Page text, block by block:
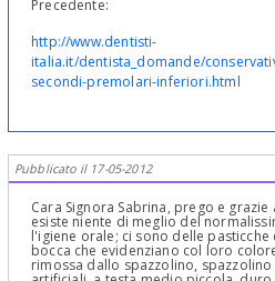
Precedente:
http://www.dentisti-
italia.it/dentista_domande/
secondi-premolari-inferiori.html
Pubblicato il 17-05-2012
Cara Signora Sabrina, prego e
esiste niente di meglio del
l'igiene orale; ci sono delle
bocca che evidenziano col loro
rimossa dallo spazzolino,